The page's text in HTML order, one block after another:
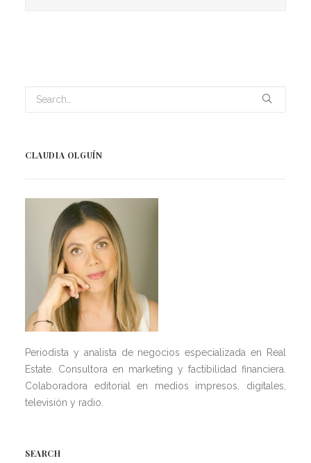
CLAUDIA OLGUÍN
Periodista y analista de negocios especializada en Real
Estate. Consultora en marketing y factibilidad financiera.
Colaboradora editorial en medios impresos, digitales,
televisión y radio.
SEARCH